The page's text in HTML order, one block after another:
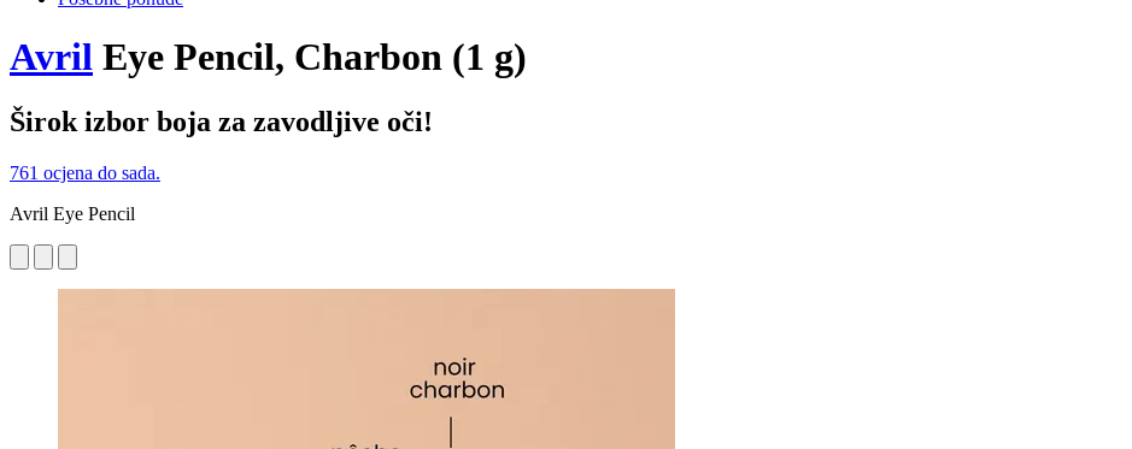
Avril Eye Pencil, Charbon (1 g)
Širok izbor boja za zavodljive oči!
761 ocjena do sada.
Avril Eye Pencil